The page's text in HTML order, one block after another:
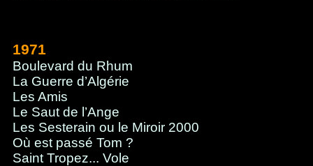
1971
Boulevard du Rhum
La Guerre d’Algérie
Les Amis
Le Saut de l’Ange
Les Sesterain ou le Miroir 2000
Où est passé Tom ?
Saint Tropez... Vole